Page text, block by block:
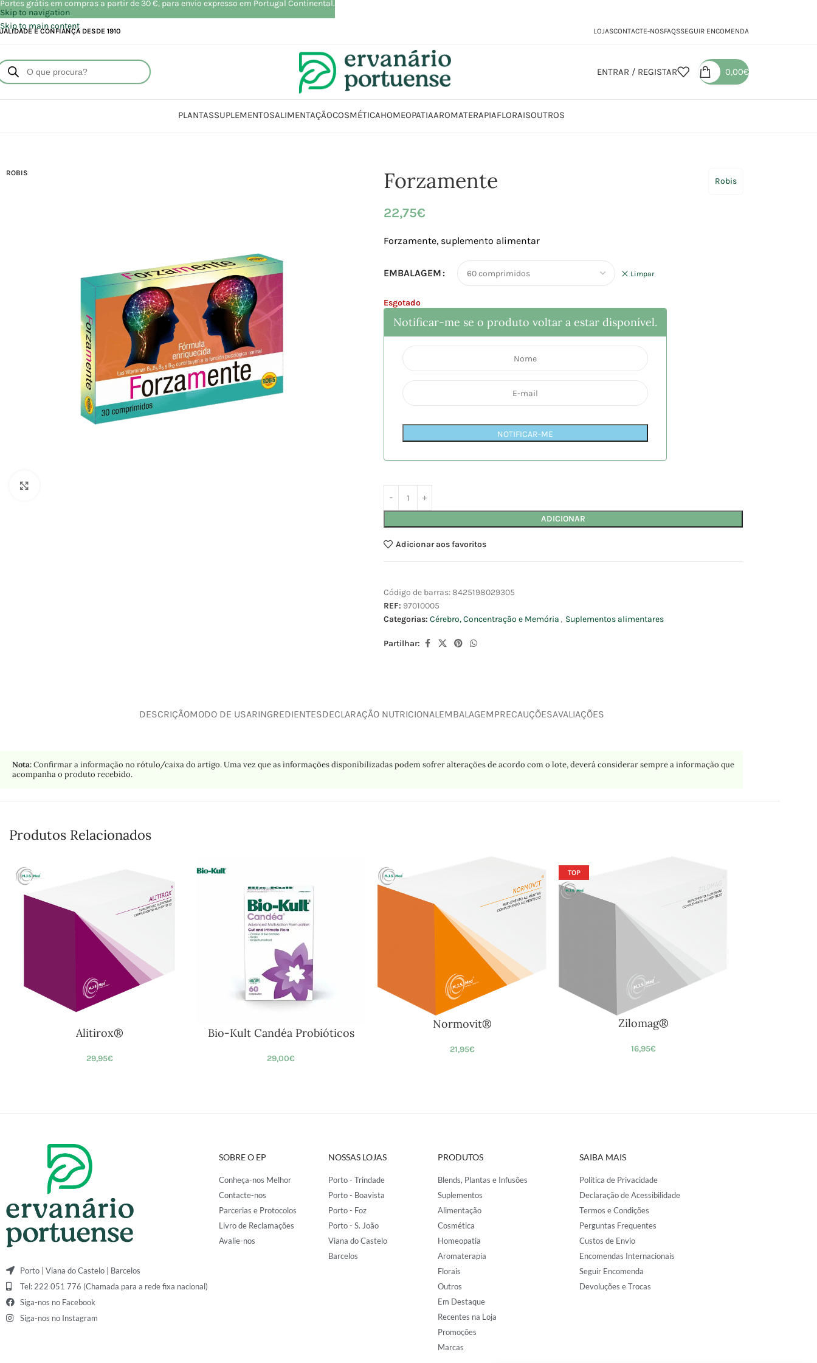
Skip to navigation
Skip to main content
E CONFIANÇA DESDE 1910 LOJASCONTACTE-NOSFAQSSEGUIR ENCOMENDA
ENTRAR / REGISTAR 0,00€
PLANTASSUPLEMENTOSALIMENTAÇÃOCOSMÉTICAHOMEOPATIAAROMATERAPIAFLORAISOUTROS
ROBIS Forzamente Robis
22,75€
Forzamente, suplemento alimentar
EMBALAGEM Limpar
Esgotado
Notificar-me se o produto voltar a estar disponível.
NOTIFICAR-ME
ADICIONAR
Adicionar aos favoritos
Código de barras:8425198029305
REF: 97010005
Categorias: Cérebro, Concentração e Memória , Suplementos alimentares
Partilhar:
DESCRIÇÃOMODO DE USARINGREDIENTESDECLARAÇÃO NUTRICIONAL EMBALAGEMPRECAUÇÕESAVALIAÇÕES
Nota:Confirmar a informação no rótulo/caixa do artigo. Uma vez que as informações disponibilizadas podem sofrer alterações de acordo com o lote, deverá considerar sempre a informação que
acompanha o produto recebido.
Produtos Relacionados
Alitirox®
29,95€
Bio-Kult Candéa Probióticos
29,00€
Normovit®
21,95€
TOP
Zilomag®
16,95€
Porto | Viana do Castelo | Barcelos
Tel: 222 051 776 (Chamada para a rede fixa nacional)
Siga-nos no Facebook
Siga-nos no Instagram
SOBRE O EP
Conheça-nos Melhor
Contacte-nos
Parcerias e Protocolos
Livro de Reclamações
Avalie-nos
NOSSAS LOJAS
Porto - Trindade
Porto - Boavista
Porto - Foz
Porto - S. João
Viana do Castelo
Barcelos
PRODUTOS
Blends, Plantas e Infusões
Suplementos
Alimentação
Cosmética
Homeopatia
Aromaterapia
Florais
Outros
Em Destaque
Recentes na Loja
Promoções
Marcas
SAIBA MAIS
Política de Privacidade
Declaração de Acessibilidade
Termos e Condições
Perguntas Frequentes
Custos de Envio
Encomendas Internacionais
Seguir Encomenda
Devoluções e Trocas
Portes grátis em compras a partir de 30 €, para envio expresso em Portugal Continental.